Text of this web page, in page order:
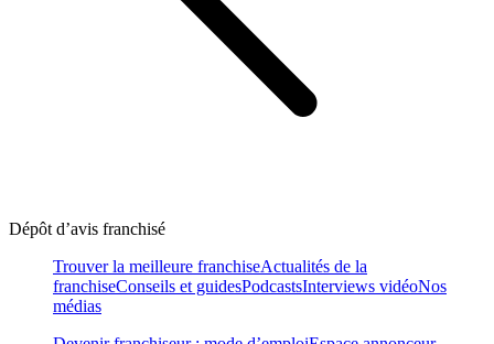
Dépôt d’avis franchisé
Trouver la meilleure franchiseActualités de la
franchiseConseils et guidesPodcastsInterviews vidéoNos
médias